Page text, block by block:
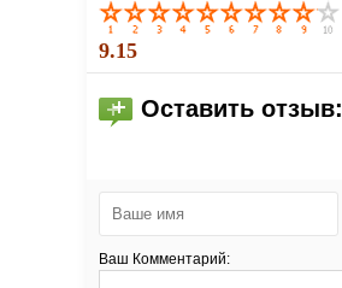
9.15
Оставить отзыв:
Ваш Комментарий: